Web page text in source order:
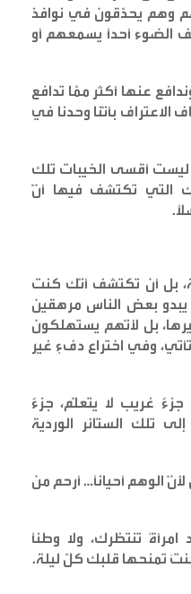
وهم يحدّقون في نوافذ
الضوء أحدًا يسمعهم أو
عنها أكثر ممّا تدافع
الاعتراف بأنّنا وحدنا في
أقسى الخيبات تلك
التي تكتشف فيها أنّ
.
بل أن تكتشف أنّك كنت
يبدو بعض الناس مرهقين
بل لأنّهم يستهلكون
وفي اختراع دفءٍ غير
غريب لا يتعلّم، جزءٌ
تلك الستائر الوردية
الوهم أحيانًا… أرحم من
امرأةً تنتظرك، ولا وطنًا
تمنحها قلبك كلّ ليلة.